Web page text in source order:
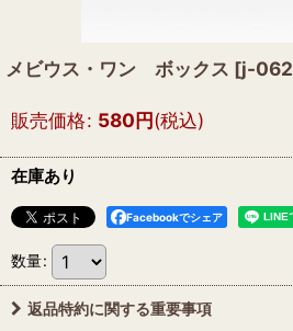
メビウス・ワン ボックス [j-062
販売価格: 580円(税込)
在庫あり
Facebookでシェア
数量:
返品特約に関する重要事項